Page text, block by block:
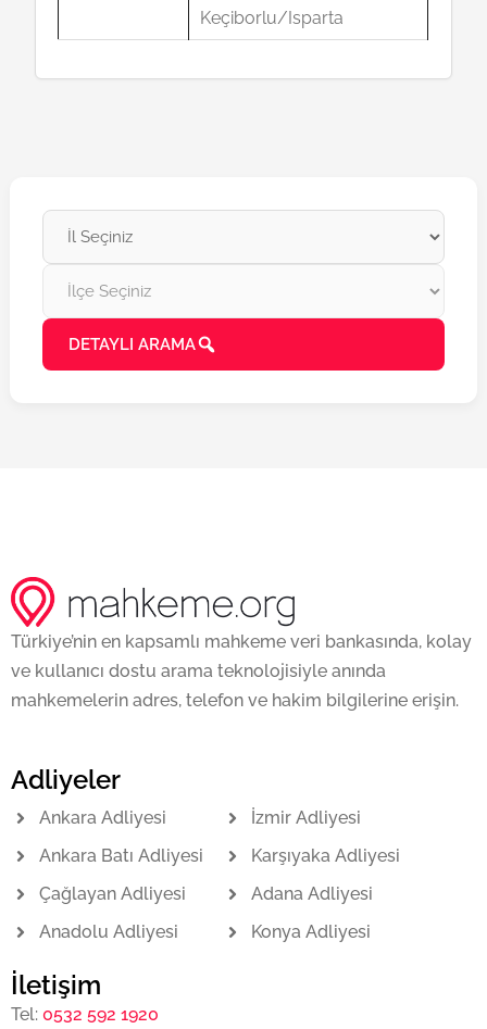
Keçiborlu/Isparta
DETAYLI ARAMA
Türkiye’nin en kapsamlı mahkeme veri bankasında, kolay
ve kullanıcı dostu arama teknolojisiyle anında
mahkemelerin adres, telefon ve hakim bilgilerine erişin.
Adliyeler
Ankara Adliyesi
Ankara Batı Adliyesi
Çağlayan Adliyesi
Anadolu Adliyesi
İzmir Adliyesi
Karşıyaka Adliyesi
Adana Adliyesi
Konya Adliyesi
İletişim
Tel: 0532 592 1920